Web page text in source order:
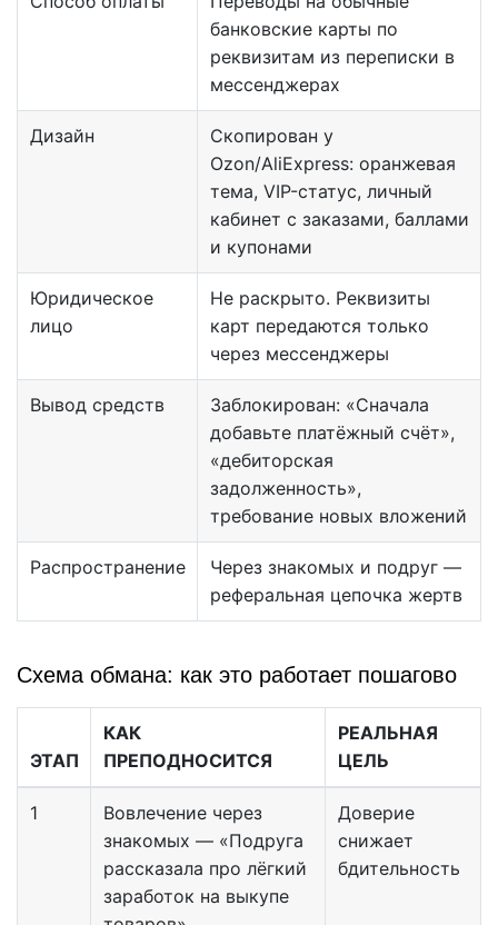
банковские карты по
реквизитам из переписки в
мессенджерах
Дизайн
Скопирован у
Ozon/AliExpress: оранжевая
тема, VIP-статус, личный
кабинет с заказами, баллами
и купонами
Юридическое
лицо
Не раскрыто. Реквизиты
карт передаются только
через мессенджеры
Вывод средств
Заблокирован: «Сначала
добавьте платёжный счёт»,
«дебиторская
задолженность»,
требование новых вложений
Распространение
Через знакомых и подруг —
реферальная цепочка жертв
Схема обмана: как это работает пошагово
ЭТАП
КАК
ПРЕПОДНОСИТСЯ
РЕАЛЬНАЯ
ЦЕЛЬ
1
Вовлечение через
знакомых — «Подруга
рассказала про лёгкий
заработок на выкупе
Доверие
снижает
бдительность